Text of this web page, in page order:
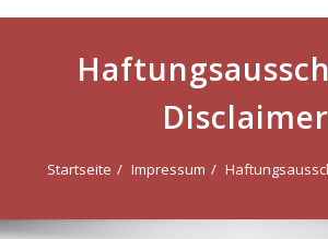
Disclaimer
Startseite Impressum